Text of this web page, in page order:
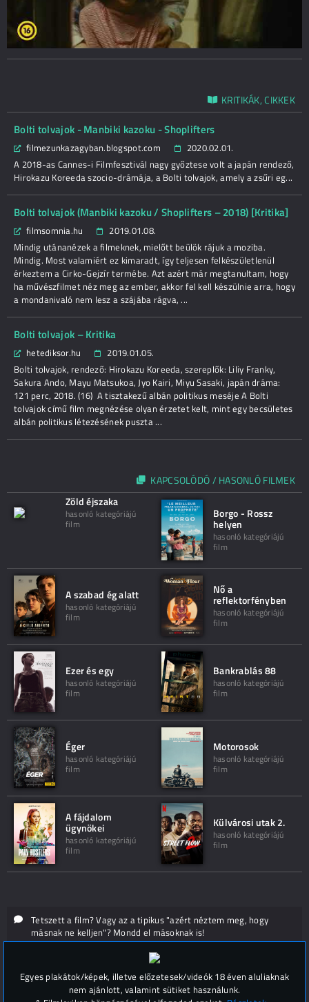
KRITIKÁK, CIKKEK
Bolti tolvajok - Manbiki kazoku - Shoplifters
filmezunkazagyban.blogspot.com
2020.02.01.
A 2018-as Cannes-i Filmfesztivál nagy győztese volt a japán rendező,
Hirokazu Koreeda szocio-drámája, a Bolti tolvajok, amely a zsűri eg...
Bolti tolvajok (Manbiki kazoku / Shoplifters – 2018) [Kritika]
filmsomnia.hu
2019.01.08.
Mindig utánanézek a filmeknek, mielőtt beülök rájuk a moziba.
Mindig. Most valamiért ez kimaradt, így teljesen felkészületlenül
érkeztem a Cirko-Gejzír termébe. Azt azért már megtanultam, hogy
ha művészfilmet néz meg az ember, akkor fel kell készülnie arra, hogy
a mondanivaló nem lesz a szájába rágva, ...
Bolti tolvajok – Kritika
hetediksor.hu
2019.01.05.
Bolti tolvajok, rendező: Hirokazu Koreeda, szereplők: Liliy Franky,
Sakura Ando, Mayu Matsukoa, Jyo Kairi, Miyu Sasaki, japán dráma:
121 perc, 2018. (16) A tisztakezű albán politikus meséje A Bolti
tolvajok című film megnézése olyan érzetet kelt, mint egy becsületes
albán politikus létezésének puszta ...
KAPCSOLÓDÓ / HASONLÓ FILMEK
Zöld éjszaka
hasonló kategóriájú
film
Borgo - Rossz
helyen
hasonló kategóriájú
film
A szabad ég alatt
hasonló kategóriájú
film
Nő a
reflektorfényben
hasonló kategóriájú
film
Ezer és egy
hasonló kategóriájú
film
Bankrablás 88
hasonló kategóriájú
film
Éger
hasonló kategóriájú
film
Motorosok
hasonló kategóriájú
film
A fájdalom
ügynökei
hasonló kategóriájú
film
Külvárosi utak 2.
hasonló kategóriájú
film
Tetszett a film? Vagy az a tipikus "azért néztem meg, hogy
másnak ne kelljen"? Mondd el másoknak is!
Hozzászólások (
Egyes plakátok/képek, illetve előzetesek/videók 18 éven aluliaknak
nem ajánlott, valamint sütiket használunk.